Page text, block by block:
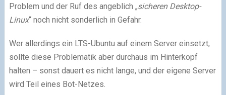
Problem und der Ruf des angeblich „sicheren Desktop-
Linux“ noch nicht sonderlich in Gefahr.
Wer allerdings ein LTS-Ubuntu auf einem Server einsetzt,
sollte diese Problematik aber durchaus im Hinterkopf
halten – sonst dauert es nicht lange, und der eigene Server
wird Teil eines Bot-Netzes.